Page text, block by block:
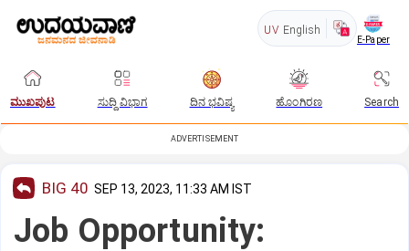
UV English
E-Paper
ಮುಖಪುಟ ಸುದ್ದಿ ವಿಭಾಗ ದಿನ ಭವಿಷ್ಯ ಹೊಂಗಿರಣ Search
ADVERTISEMENT
BIG 40 SEP 13, 2023, 11:33 AM IST
Job Opportunity: